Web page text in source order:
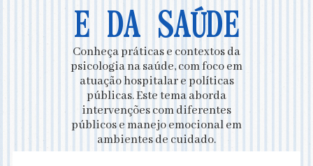
E DA SAÚDE
Conheça práticas e contextos da
psicologia na saúde, com foco em
atuação hospitalar e políticas
públicas. Este tema aborda
intervenções com diferentes
públicos e manejo emocional em
ambientes de cuidado.